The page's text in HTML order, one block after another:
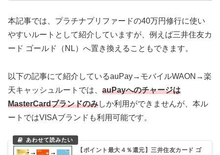
本記事では、プラチナプリファードの40万円修行に使い
やすいルートとして紹介していますが、例えば三井住友カ
ード ゴールド（NL）へ置き換えることもできます。
以下の記事にて紹介しているauPay→モバイルWAON→楽
天キャッシュルートでは、 auPayへのチャージは
MasterCardブランドのみしか利用ができませんが、本ル
ートではVISAブランドも利用可能です。
【ポイント最大４％還元】三井住友カード ゴ